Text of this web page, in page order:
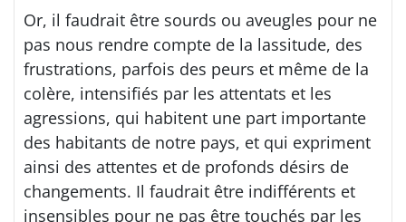
Or, il faudrait être sourds ou aveugles pour ne
pas nous rendre compte de la lassitude, des
frustrations, parfois des peurs et même de la
colère, intensifiés par les attentats et les
agressions, qui habitent une part importante
des habitants de notre pays, et qui expriment
ainsi des attentes et de profonds désirs de
changements. Il faudrait être indifférents et
insensibles pour ne pas être touchés par les